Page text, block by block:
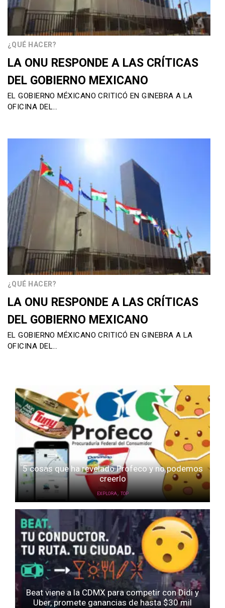
¿QUÉ HACER?
LA ONU RESPONDE A LAS CRÍTICAS
DEL GOBIERNO MEXICANO
EL GOBIERNO MÉXICANO CRITICÓ EN GINEBRA A LA
OFICINA DEL…
¿QUÉ HACER?
LA ONU RESPONDE A LAS CRÍTICAS
DEL GOBIERNO MEXICANO
EL GOBIERNO MÉXICANO CRITICÓ EN GINEBRA A LA
OFICINA DEL…
5 cosas que ha revelado Profeco y no podemos
creerlo
EXPLORA , TOP
Beat viene a la CDMX para competir con Didi y
Uber, promete ganancias de hasta $30 mil